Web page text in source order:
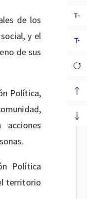
de los
y el
de sus
Política,
Política
territorio